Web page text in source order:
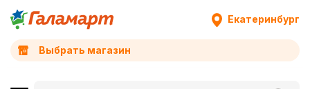
Екатеринбург
Выбрать магазин